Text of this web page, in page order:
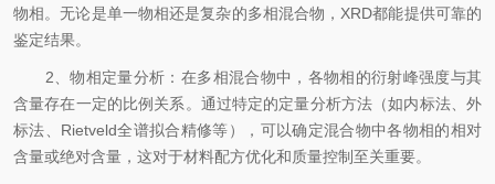
物相。无论是单一物相还是复杂的多相混合物，XRD都能提供可靠的
鉴定结果。
2、物相定量分析：​在多相混合物中，各物相的衍射峰强度与其
含量存在一定的比例关系。通过特定的定量分析方法（如内标法、外
标法、Rietveld全谱拟合精修等），可以确定混合物中各物相的相对
含量或绝对含量，这对于材料配方优化和质量控制至关重要。